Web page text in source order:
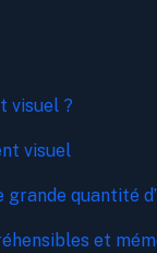
visuel ?
visuel
grande quantité
et